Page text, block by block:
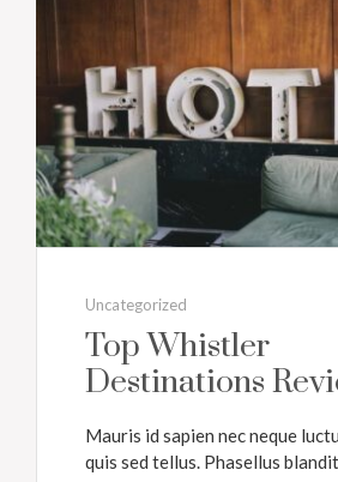
Uncategorized
Top Whistler
Destinations
Mauris id sapien nec neque
quis sed tellus. Phasellus